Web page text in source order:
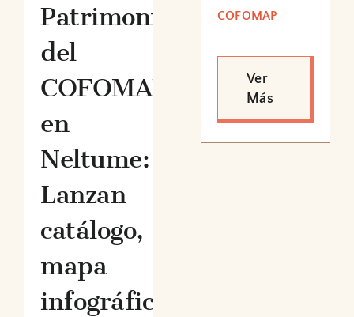
Patrimonial
del
COFOMAP
en
Neltume:
Lanzan
catálogo,
mapa
infográfico
COFOMAP
Ver
Más